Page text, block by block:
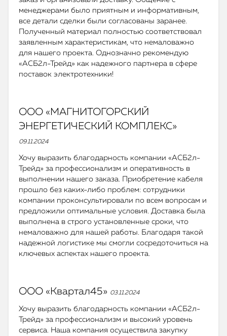
менеджерами было приятным и информативным,
все детали сделки были согласованы заранее.
Полученный материал полностью соответствовал
заявленным характеристикам, что немаловажно
для нашего проекта. Однозначно рекомендую
«АСБ2л-Трейд» как надежного партнера в сфере
поставок электротехники!
ООО «МАГНИТОГОРСКИЙ
ЭНЕРГЕТИЧЕСКИЙ КОМПЛЕКС»
09.11.2024
Хочу выразить благодарность компании «АСБ2л-
Трейд» за профессионализм и оперативность в
выполнении нашего заказа. Приобретение кабеля
прошло без каких-либо проблем: сотрудники
компании проконсультировали по всем вопросам и
предложили оптимальные условия. Доставка была
выполнена в строго установленные сроки, что
немаловажно для нашей работы. Благодаря такой
надежной логистике мы смогли сосредоточиться на
ключевых аспектах нашего проекта.
ООО «Квартал45» 03.11.2024
Хочу выразить благодарность компании «АСБ2л-
Трейд» за профессионализм и высокий уровень
сервиса. Наша компания осуществила закупку